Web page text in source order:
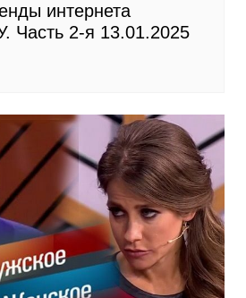
интернета
2-я 13.01.2025